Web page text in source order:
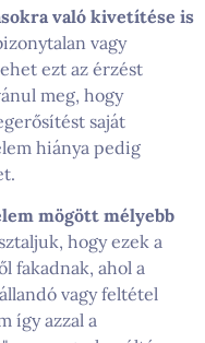
való kivetítése is
vagy
ezt az érzést
meg, hogy
saját
hiánya pedig
mögött mélyebb
hogy ezek a
fakadnak, ahol a
vagy feltétel
így azzal a